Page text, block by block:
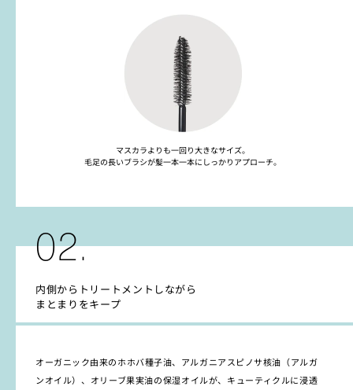
マスカラよりも一回り大きなサイズ。
毛足の長いブラシが髪一本一本にしっかりアプローチ。
02.
内側からトリートメントしながら
まとまりをキープ
オーガニック由来のホホバ種子油、アルガニアスピノサ核油（アルガ
ンオイル）、オリーブ果実油の保湿オイルが、キューティクルに浸透